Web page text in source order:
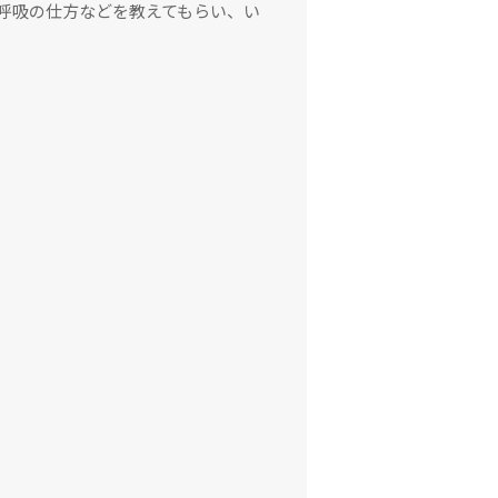
吸の仕方などを教えてもらい、い